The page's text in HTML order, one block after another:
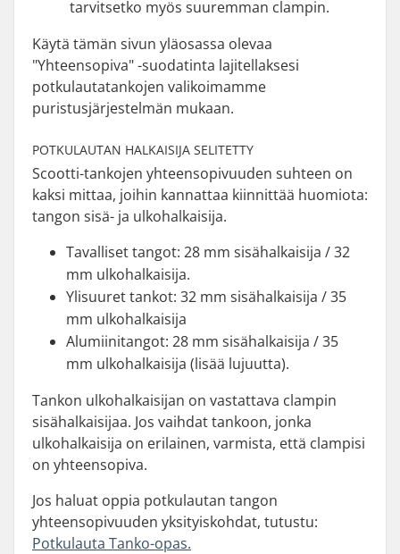
tarvitsetko myös suuremman clampin.
Käytä tämän sivun yläosassa olevaa
"Yhteensopiva" -suodatinta lajitellaksesi
potkulautatankojen valikoimamme
puristusjärjestelmän mukaan.
POTKULAUTAN HALKAISIJA SELITETTY
Scootti-tankojen yhteensopivuuden suhteen on
kaksi mittaa, joihin kannattaa kiinnittää huomiota:
tangon sisä- ja ulkohalkaisija.
Tavalliset tangot: 28 mm sisähalkaisija / 32
mm ulkohalkaisija.
Ylisuuret tankot: 32 mm sisähalkaisija / 35
mm ulkohalkaisija
Alumiinitangot: 28 mm sisähalkaisija / 35
mm ulkohalkaisija (lisää lujuutta).
Tankon ulkohalkaisijan on vastattava clampin
sisähalkaisijaa. Jos vaihdat tankoon, jonka
ulkohalkaisija on erilainen, varmista, että clampisi
on yhteensopiva.
Jos haluat oppia potkulautan tangon
yhteensopivuuden yksityiskohdat, tutustu:
Potkulauta Tanko-opas.